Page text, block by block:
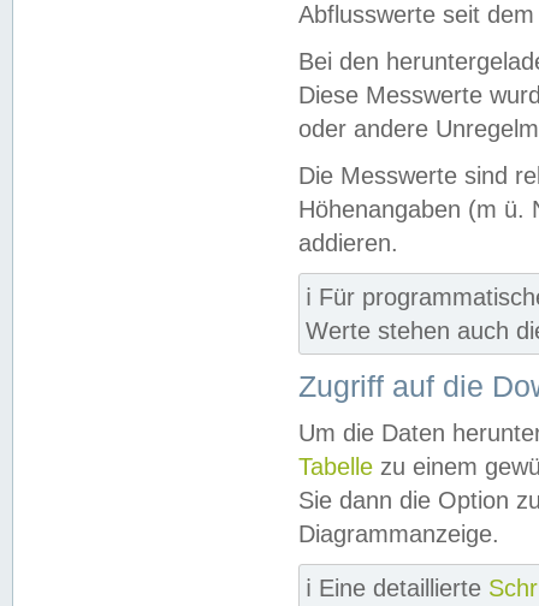
Abflusswerte seit
Bei den
Diese Messwerte
oder andere
Die Messwerte sind
Höhenangaben (m ü.
addieren.
ℹ️ Für
Werte stehen auch
Zugriff auf die
Um die Daten
Tabelle zu einem
Sie dann die Option
Diagrammanzeige.
ℹ️ Eine detaillierte